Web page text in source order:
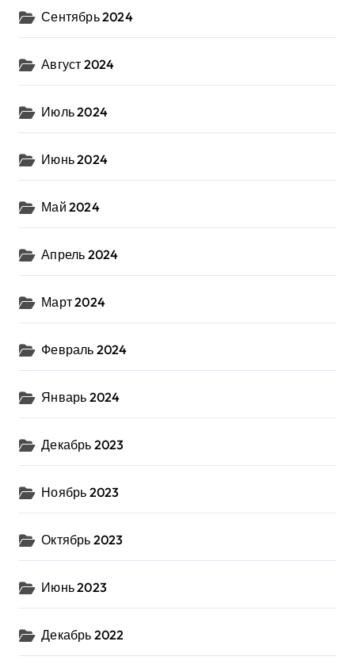
Сентябрь 2024
Август 2024
Июль 2024
Июнь 2024
Май 2024
Апрель 2024
Март 2024
Февраль 2024
Январь 2024
Декабрь 2023
Ноябрь 2023
Октябрь 2023
Июнь 2023
Декабрь 2022